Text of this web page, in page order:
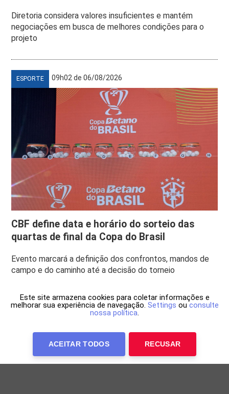
Diretoria considera valores insuficientes e mantém
negociações em busca de melhores condições para o
projeto
ESPORTE 09h02 de 06/08/2026
CBF define data e horário do sorteio das
quartas de final da Copa do Brasil
Evento marcará a definição dos confrontos, mandos de
campo e do caminho até a decisão do torneio
Este site armazena cookies para coletar informações e
melhorar sua experiência de navegação. Settings ou consulte
nossa política.
ACEITAR TODOS RECUSAR